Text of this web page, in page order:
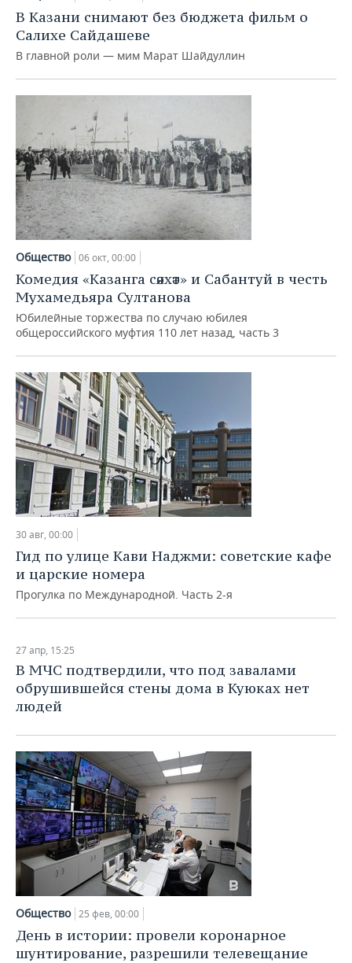
В Казани снимают без бюджета фильм о
Салихе Сайдашеве
В главной роли — мим Марат Шайдуллин
Общество 06 окт, 00:00
Комедия «Казанга сәяхәт» и Сабантуй в честь
Мухамедьяра Султанова
Юбилейные торжества по случаю юбилея
общероссийского муфтия 110 лет назад, часть 3
30 авг, 00:00
Гид по улице Кави Наджми: советские кафе
и царские номера
Прогулка по Международной. Часть 2-я
27 апр, 15:25
В МЧС подтвердили, что под завалами
обрушившейся стены дома в Куюках нет
людей
Общество 25 фев, 00:00
День в истории: провели коронарное
шунтирование, разрешили телевещание